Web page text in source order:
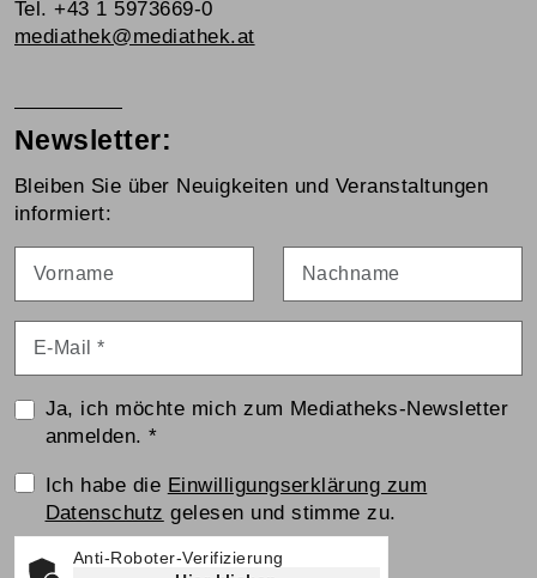
Tel. +43 1 5973669-0
mediathek@mediathek.at
Newsletter:
Bleiben Sie über Neuigkeiten und Veranstaltungen
informiert:
Ja, ich möchte mich zum Mediatheks-Newsletter
anmelden.*
Einwilligungserklärung
Ich habe die Einwilligungserklärung zum
Datenschutz gelesen und stimme zu.
Anti-Roboter-Verifizierung